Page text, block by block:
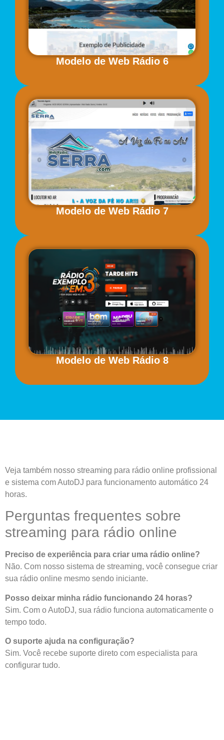
Modelo de Web Rádio 6
Modelo de Web Rádio 7
Modelo de Web Rádio 8
Veja também nosso streaming para rádio online profissional
e sistema com AutoDJ para funcionamento automático 24
horas.
Perguntas frequentes sobre
streaming para rádio online
Preciso de experiência para criar uma rádio online?
Não. Com nosso sistema de streaming, você consegue criar
sua rádio online mesmo sendo iniciante.
Posso deixar minha rádio funcionando 24 horas?
Sim. Com o AutoDJ, sua rádio funciona automaticamente o
tempo todo.
O suporte ajuda na configuração?
Sim. Você recebe suporte direto com especialista para
configurar tudo.